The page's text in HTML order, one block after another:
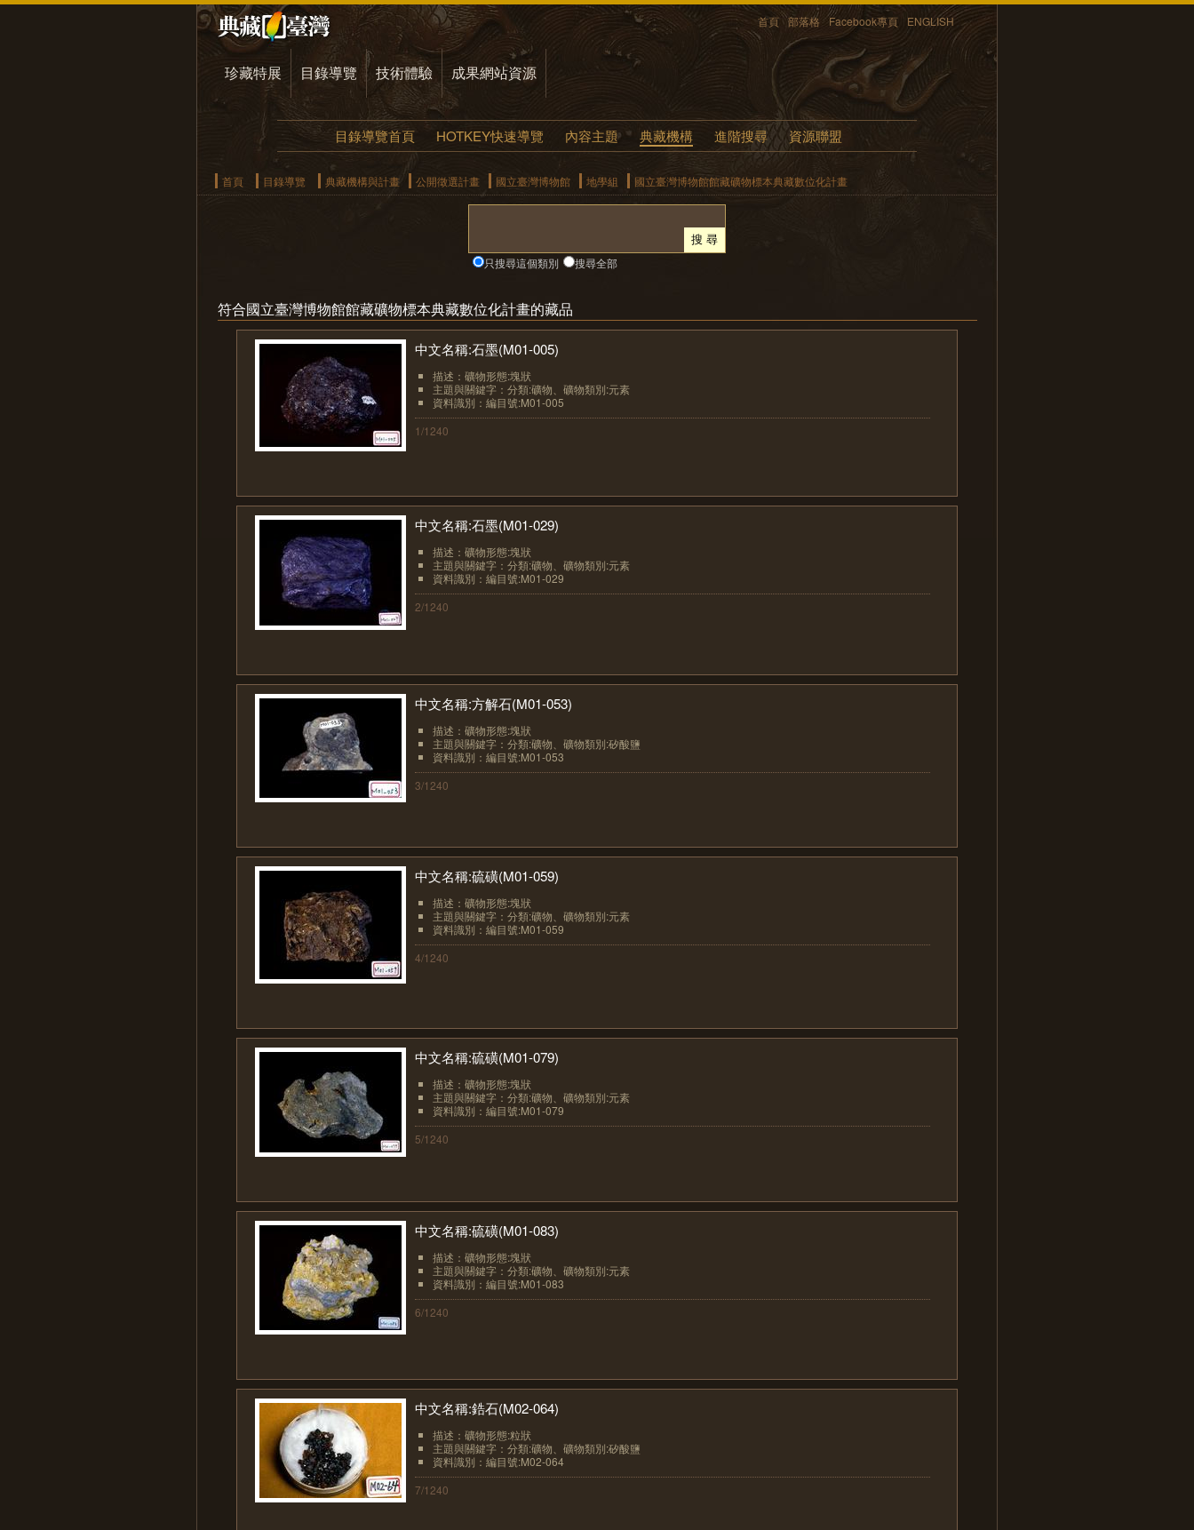
首頁 部落格 Facebook專頁 ENGLISH
珍藏特展 目錄導覽 技術體驗 成果網站資源
目錄導覽首頁 HOTKEY快速導覽 內容主題 典藏機構 進階搜尋 資源聯盟
首頁 目錄導覽 典藏機構與計畫 公開徵選計畫 國立臺灣博物館 地學組 國立臺灣博物館館藏礦物標本典藏數位化計畫
只搜尋這個類別 搜尋全部
符合國立臺灣博物館館藏礦物標本典藏數位化計畫的藏品
中文名稱:石墨(M01-005)
描述：礦物形態:塊狀
主題與關鍵字：分類:礦物、礦物類別:元素
資料識別：編目號:M01-005
1/1240
中文名稱:石墨(M01-029)
描述：礦物形態:塊狀
主題與關鍵字：分類:礦物、礦物類別:元素
資料識別：編目號:M01-029
2/1240
中文名稱:方解石(M01-053)
描述：礦物形態:塊狀
主題與關鍵字：分類:礦物、礦物類別:矽酸鹽
資料識別：編目號:M01-053
3/1240
中文名稱:硫磺(M01-059)
描述：礦物形態:塊狀
主題與關鍵字：分類:礦物、礦物類別:元素
資料識別：編目號:M01-059
4/1240
中文名稱:硫磺(M01-079)
描述：礦物形態:塊狀
主題與關鍵字：分類:礦物、礦物類別:元素
資料識別：編目號:M01-079
5/1240
中文名稱:硫磺(M01-083)
描述：礦物形態:塊狀
主題與關鍵字：分類:礦物、礦物類別:元素
資料識別：編目號:M01-083
6/1240
中文名稱:鋯石(M02-064)
描述：礦物形態:粒狀
主題與關鍵字：分類:礦物、礦物類別:矽酸鹽
資料識別：編目號:M02-064
7/1240